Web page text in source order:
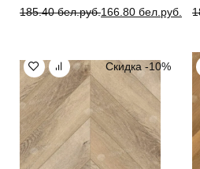
185.40бел.руб.
Первоначальная
185.40 бел.руб..
166.80 бел.руб.
Текущая
Скидка -10%